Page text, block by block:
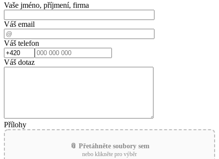
Vaše jméno, příjmení, firma
Váš email
Váš telefon
Váš dotaz
Přílohy
📎 Přetáhněte soubory sem
nebo klikněte pro výběr